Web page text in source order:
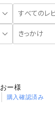
おー様
購入確認済み